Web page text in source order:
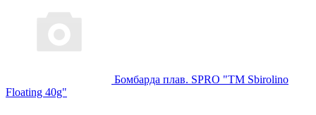
Бомбарда плав. SPRO "TM Sbirolino
Floating 40g"